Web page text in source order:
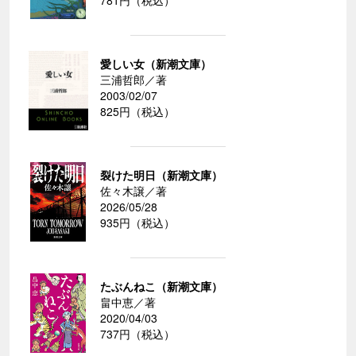
愛しい女（新潮文庫）
三浦哲郎／著
2003/02/07
825円（税込）
裂けた明日（新潮文庫）
佐々木譲／著
2026/05/28
935円（税込）
たぶんねこ（新潮文庫）
畠中恵／著
2020/04/03
737円（税込）